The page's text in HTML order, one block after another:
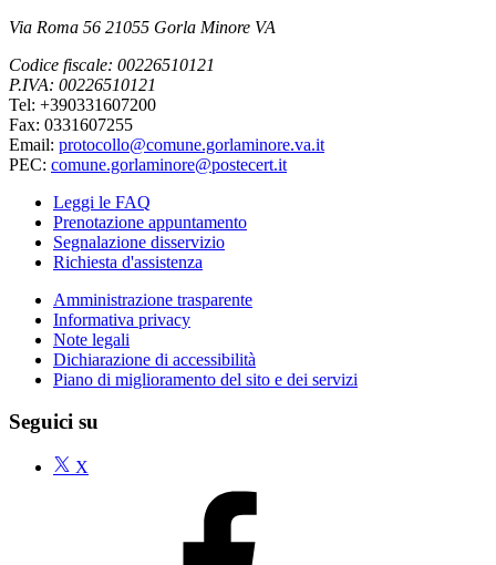
Via Roma 56 21055 Gorla Minore VA
Codice fiscale: 00226510121
P.IVA: 00226510121
Tel: +390331607200
Fax: 0331607255
Email: protocollo@comune.gorlaminore.va.it
PEC: comune.gorlaminore@postecert.it
Leggi le FAQ
Prenotazione appuntamento
Segnalazione disservizio
Richiesta d'assistenza
Amministrazione trasparente
Informativa privacy
Note legali
Dichiarazione di accessibilità
Piano di miglioramento del sito e dei servizi
Seguici su
X